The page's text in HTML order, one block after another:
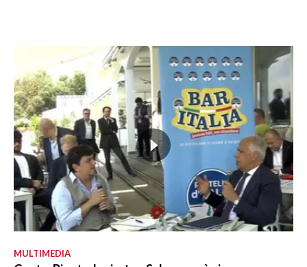
MULTIMEDIA